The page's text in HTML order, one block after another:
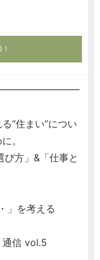
“住まい”につい
。
方」&「仕事と
」を考える
vol.5